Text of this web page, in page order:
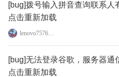
[bug]拨号输入拼音查询联系人
点击重新加载
lenovo75767585
[bug]无法登录谷歌，服务器通
点击重新加载